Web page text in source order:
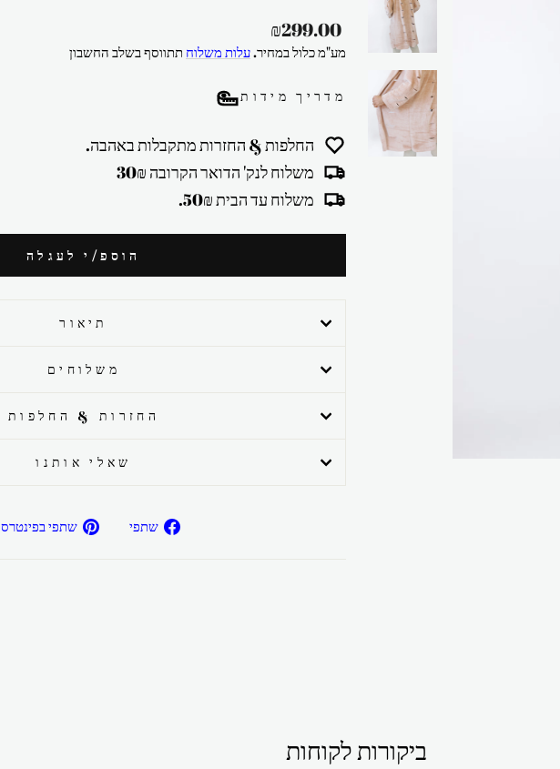
מחיר
רגיל
₪299.00
מע"מ כלול במחיר.עלות משלוח תתווסף בשלב החשבון
מדריך מידות
החלפות & החזרות מתקבלות באהבה.
משלוח לנק' הדואר הקרובה 30₪
משלוח עד הבית 50₪.
הוספ/י לעגלה
תיאור
משלוחים
החזרות & החלפות
שאלי אותנו
שתפי
שתפ/ישתפי בפינטרס
ביקורות לקוחות